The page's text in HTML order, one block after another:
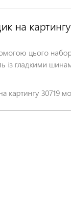
на
цього
гладкими
картингу 30719